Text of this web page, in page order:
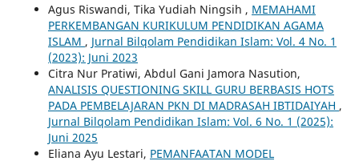
Agus Riswandi, Tika Yudiah Ningsih , MEMAHAMI
PERKEMBANGAN KURIKULUM PENDIDIKAN AGAMA
ISLAM , Jurnal Bilqolam Pendidikan Islam: Vol. 4 No. 1
(2023): Juni 2023
Citra Nur Pratiwi, Abdul Gani Jamora Nasution,
ANALISIS QUESTIONING SKILL GURU BERBASIS HOTS
PADA PEMBELAJARAN PKN DI MADRASAH IBTIDAIYAH ,
Jurnal Bilqolam Pendidikan Islam: Vol. 6 No. 1 (2025):
Juni 2025
Eliana Ayu Lestari, PEMANFAATAN MODEL